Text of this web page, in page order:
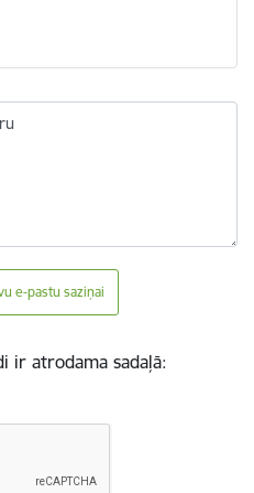
e-pastu saziņai
ir atrodama sadaļā: